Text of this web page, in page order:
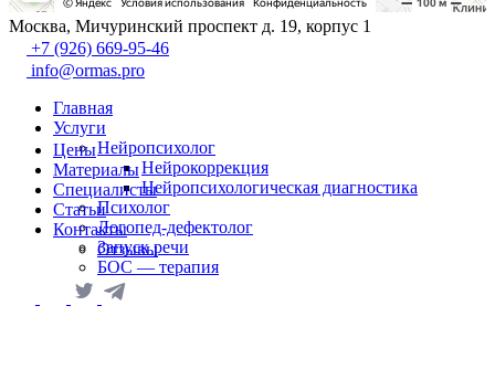
Москва, Мичуринский проспект д. 19, корпус 1
+7 (926) 669-95-46
info@ormas.pro
Главная
Услуги
Нейропсихолог
Нейрокоррекция
Нейропсихологическая диагностика
Психолог
Логопед-дефектолог
Запуск речи
БОС — терапия
Цены
Материалы
Специалисты
Статьи
Контакты
Отзывы